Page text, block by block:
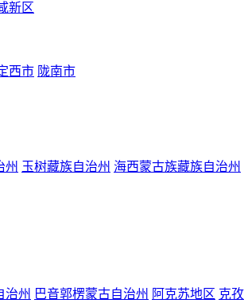
新区
西市 陇南市
州 玉树藏族自治州 海西蒙古族藏族自治州
治州 巴音郭楞蒙古自治州 阿克苏地区 克